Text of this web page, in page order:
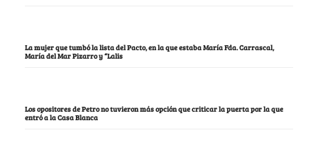
La mujer que tumbó la lista del Pacto, en la que estaba María Fda. Carrascal,
María del Mar Pizarro y “Lalis
Los opositores de Petro no tuvieron más opción que criticar la puerta por la que
entró a la Casa Blanca